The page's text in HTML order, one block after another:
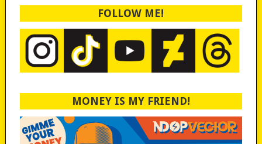
FOLLOW ME!
MONEY IS MY FRIEND!